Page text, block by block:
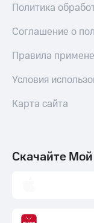
Политика
Соглашение о
Правила
Условия
Карта сайта
Скачайте